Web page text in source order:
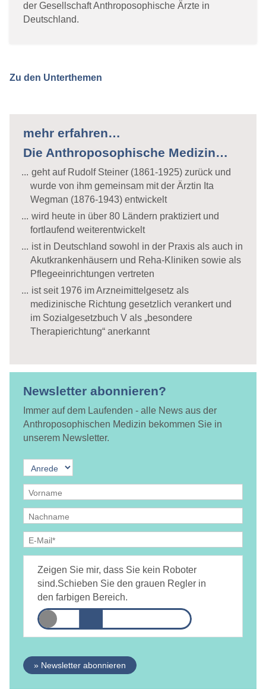
der Gesellschaft Anthroposophische Ärzte in
Deutschland.
Zu den Unterthemen
mehr erfahren…
Die Anthroposophische Medizin…
geht auf Rudolf Steiner (1861-1925) zurück und
wurde von ihm gemeinsam mit der Ärztin Ita
Wegman (1876-1943) entwickelt
wird heute in über 80 Ländern praktiziert und
fortlaufend weiterentwickelt
ist in Deutschland sowohl in der Praxis als auch in
Akutkrankenhäusern und Reha-Kliniken sowie als
Pflegeeinrichtungen vertreten
ist seit 1976 im Arzneimittelgesetz als
medizinische Richtung gesetzlich verankert und
im Sozialgesetzbuch V als „besondere
Therapierichtung“ anerkannt
Newsletter abonnieren?
Immer auf dem Laufenden - alle News aus der
Anthroposophischen Medizin bekommen Sie in
unserem Newsletter.
DAMiD mich per E-Mail über Themen und Veranstaltungen
informiert.
Zeigen Sie mir, dass Sie kein Roboter
sind.Schieben Sie den grauen Regler in
den farbigen Bereich.
» Newsletter abonnieren